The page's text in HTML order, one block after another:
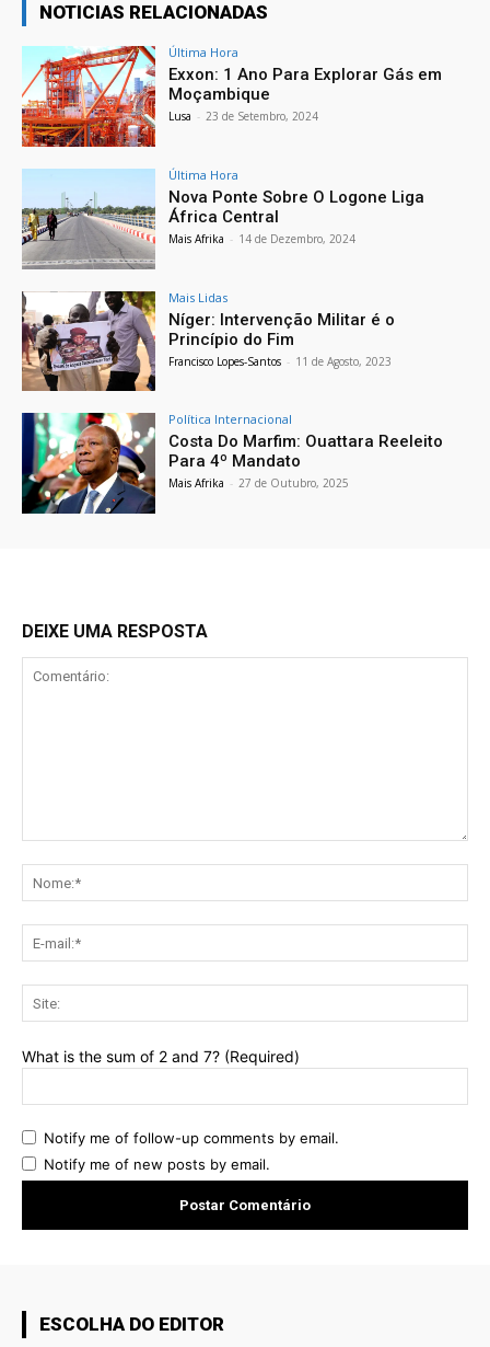
NOTICIAS RELACIONADAS
Última Hora
Exxon: 1 Ano Para Explorar Gás em
Moçambique
Lusa - 23 de Setembro, 2024
Última Hora
Nova Ponte Sobre O Logone Liga
África Central
Mais Afrika - 14 de Dezembro, 2024
Mais Lidas
Níger: Intervenção Militar é o
Princípio do Fim
Francisco Lopes-Santos - 11 de Agosto, 2023
Política Internacional
Costa Do Marfim: Ouattara Reeleito
Para 4º Mandato
Mais Afrika - 27 de Outubro, 2025
DEIXE UMA RESPOSTA
What is the sum of 2 and 7? (Required)
Notify me of follow-up comments by email.
Notify me of new posts by email.
ESCOLHA DO EDITOR